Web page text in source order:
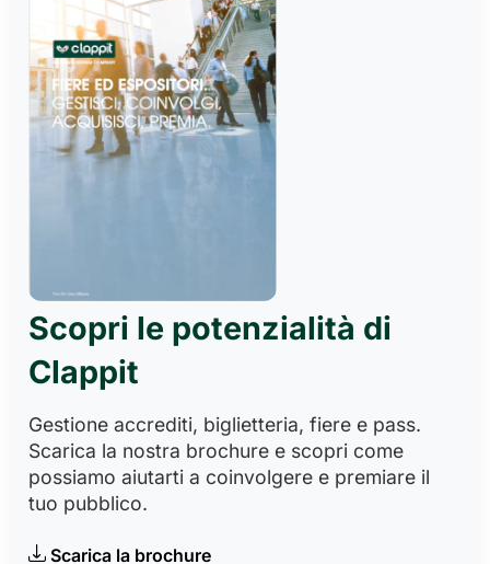
Scopri le potenzialità di
Clappit
Gestione accrediti, biglietteria, fiere e pass.
Scarica la nostra brochure e scopri come
possiamo aiutarti a coinvolgere e premiare il
tuo pubblico.
Scarica la brochure